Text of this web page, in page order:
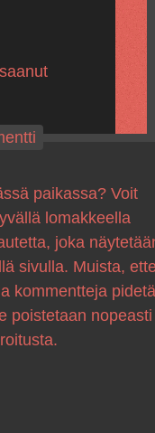
paikassa? Voit
lomakkeella
joka
sivulla. Muista,
kommentteja pidetä
poistetaan